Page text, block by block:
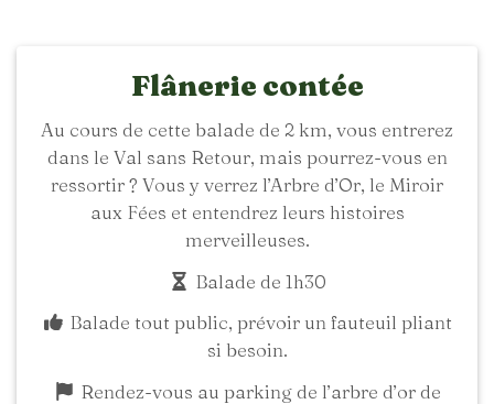
Flânerie contée
Au cours de cette balade de 2 km, vous entrerez
dans le Val sans Retour, mais pourrez-vous en
ressortir ? Vous y verrez l’Arbre d’Or, le Miroir
aux Fées et entendrez leurs histoires
merveilleuses.
Balade de 1h30
Balade tout public, prévoir un fauteuil pliant
si besoin.
Rendez-vous au parking de l’arbre d’or de